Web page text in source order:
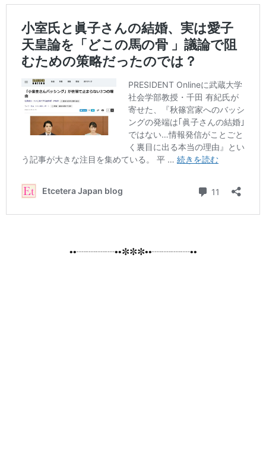
••┈┈┈┈••✼✼✼••┈┈┈┈••